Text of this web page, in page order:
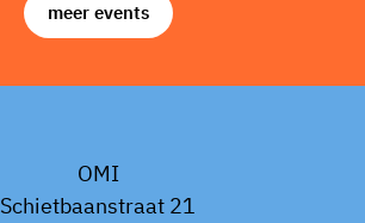
meer events
OMI
Schietbaanstraat 21